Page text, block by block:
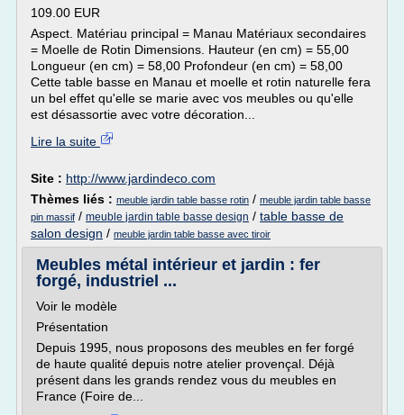
109.00 EUR
Aspect. Matériau principal = Manau Matériaux secondaires
= Moelle de Rotin Dimensions. Hauteur (en cm) = 55,00
Longueur (en cm) = 58,00 Profondeur (en cm) = 58,00
Cette table basse en Manau et moelle et rotin naturelle fera
un bel effet qu'elle se marie avec vos meubles ou qu'elle
est désassortie avec votre décoration...
Lire la suite
Site : http://www.jardindeco.com
Thèmes liés : meuble jardin table basse rotin / meuble jardin table basse
pin massif / meuble jardin table basse design / table basse de
salon design / meuble jardin table basse avec tiroir
Meubles métal intérieur et jardin : fer
forgé, industriel ...
Voir le modèle
Présentation
Depuis 1995, nous proposons des meubles en fer forgé
de haute qualité depuis notre atelier provençal. Déjà
présent dans les grands rendez vous du meubles en
France (Foire de...